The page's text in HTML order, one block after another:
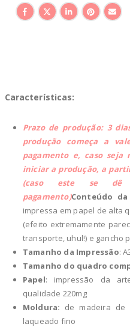
Características:
Prazo de produção: 3
produção começa a
pagamento e, caso seja
iniciar a produção, a
(caso este se dê
pagamento)Conteúdo da
impressa em papel de alta
(efeito extremamente
transporte, uhul!) e gancho
Tamanho da Impressão:
Tamanho do quadro
Papel: impressão da
qualidade 220mg
Moldura: de madeira de
laqueado fino